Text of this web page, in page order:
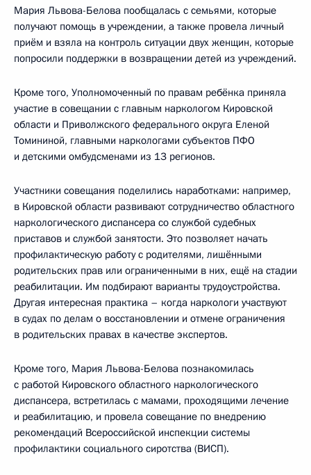
Мария Львова-Белова пообщалась с семьями, которые
получают помощь в учреждении, а также провела личный
приём и взяла на контроль ситуации двух женщин, которые
попросили поддержки в возвращении детей из учреждений.
Кроме того, Уполномоченный по правам ребёнка приняла
участие в совещании с главным наркологом Кировской
области и Приволжского федерального округа Еленой
Томининой, главными наркологами субъектов ПФО
и детскими омбудсменами из 13 регионов.
Участники совещания поделились наработками: например,
в Кировской области развивают сотрудничество областного
наркологического диспансера со службой судебных
приставов и службой занятости. Это позволяет начать
профилактическую работу с родителями, лишёнными
родительских прав или ограниченными в них, ещё на стадии
реабилитации. Им подбирают варианты трудоустройства.
Другая интересная практика – когда наркологи участвуют
в судах по делам о восстановлении и отмене ограничения
в родительских правах в качестве экспертов.
Кроме того, Мария Львова-Белова познакомилась
с работой Кировского областного наркологического
диспансера, встретилась с мамами, проходящими лечение
и реабилитацию, и провела совещание по внедрению
рекомендаций Всероссийской инспекции системы
профилактики социального сиротства (ВИСП).